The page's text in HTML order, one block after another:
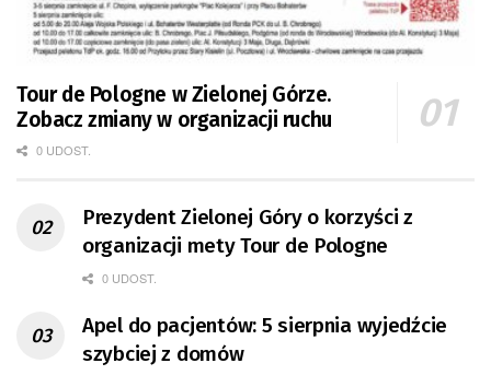
Tour de Pologne w Zielonej Górze.
Zobacz zmiany w organizacji ruchu
0 UDOST.
Prezydent Zielonej Góry o korzyści z
organizacji mety Tour de Pologne
0 UDOST.
Apel do pacjentów: 5 sierpnia wyjedźcie
szybciej z domów